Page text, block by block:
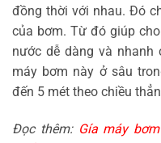
đồng thời với nhau. Đó
của bơm. Từ đó giúp
nước dễ dàng và nhanh
máy bơm này ở sâu
đến 5 mét theo chiều
Đọc thêm: Gía máy